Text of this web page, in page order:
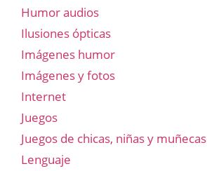
Humor audios
Ilusiones ópticas
Imágenes humor
Imágenes y fotos
Internet
Juegos
Juegos de chicas, niñas y muñecas
Lenguaje